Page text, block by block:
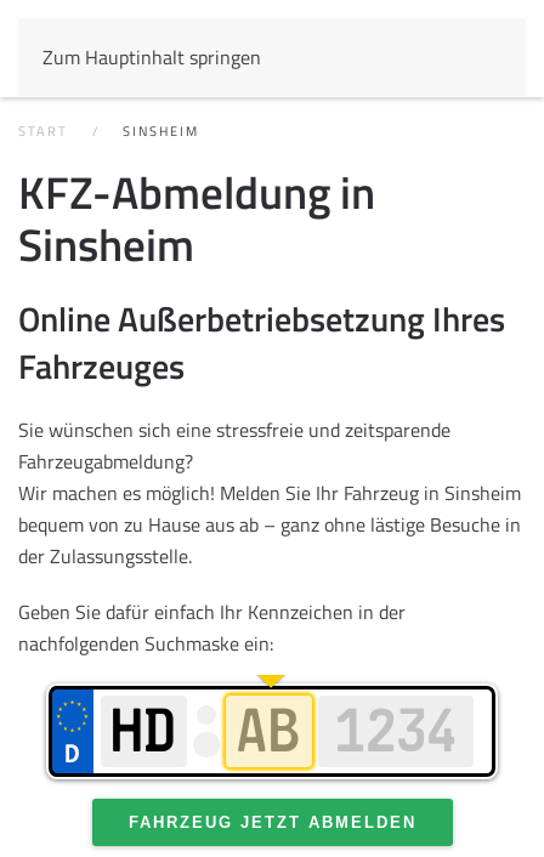
Zum Hauptinhalt springen
START SINSHEIM
KFZ-Abmeldung in
Sinsheim
Online Außerbetriebsetzung Ihres
Fahrzeuges
Sie wünschen sich eine stressfreie und zeitsparende
Fahrzeugabmeldung?
Wir machen es möglich! Melden Sie Ihr Fahrzeug in Sinsheim
bequem von zu Hause aus ab – ganz ohne lästige Besuche in
der Zulassungsstelle.
Geben Sie dafür einfach Ihr Kennzeichen in der
nachfolgenden Suchmaske ein:
FAHRZEUG JETZT ABMELDEN